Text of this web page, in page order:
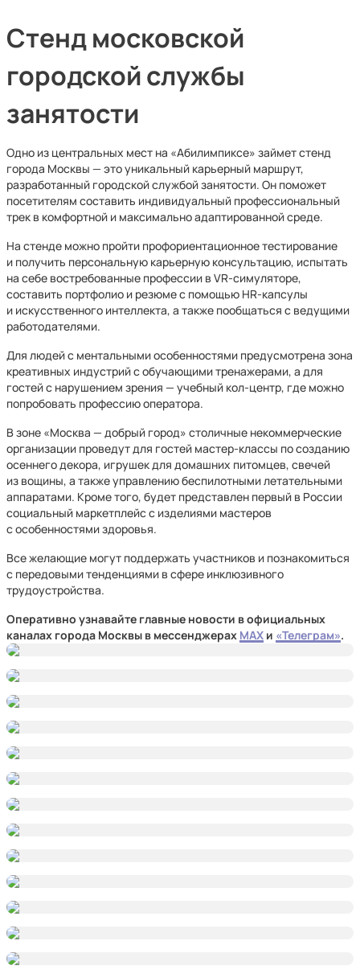
Стенд московской
городской службы
занятости
Одно из центральных мест на «Абилимпиксе» займет стенд
города Москвы — это уникальный карьерный маршрут,
разработанный городской службой занятости. Он поможет
посетителям составить индивидуальный профессиональный
трек в комфортной и максимально адаптированной среде.
На стенде можно пройти профориентационное тестирование
и получить персональную карьерную консультацию, испытать
на себе востребованные профессии в VR-симуляторе,
составить портфолио и резюме с помощью HR-капсулы
и искусственного интеллекта, а также пообщаться с ведущими
работодателями.
Для людей с ментальными особенностями предусмотрена зона
креативных индустрий с обучающими тренажерами, а для
гостей с нарушением зрения — учебный кол-центр, где можно
попробовать профессию оператора.
В зоне «Москва — добрый город» столичные некоммерческие
организации проведут для гостей мастер-классы по созданию
осеннего декора, игрушек для домашних питомцев, свечей
из вощины, а также управлению беспилотными летательными
аппаратами. Кроме того, будет представлен первый в России
социальный маркетплейс с изделиями мастеров
с особенностями здоровья.
Все желающие могут поддержать участников и познакомиться
с передовыми тенденциями в сфере инклюзивного
трудоустройства.
Оперативно узнавайте главные новости в официальных
каналах города Москвы в мессенджерах MAX и «Телеграм».